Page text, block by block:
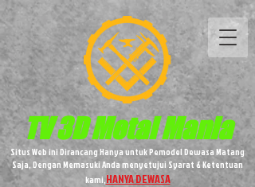
TV 3DMetalMania
Situs Web ini Dirancang Hanya untuk Pemodel Dewasa Matang
Saja, Dengan Memasuki Anda menyetujui Syarat & Ketentuan
kami,HANYA DEWASA